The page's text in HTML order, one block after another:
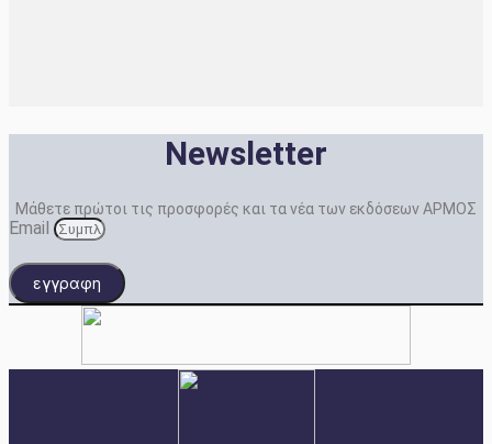
Newsletter
Μάθετε πρώτοι τις προσφορές και τα νέα των εκδόσεων ΑΡΜΟΣ
Email
εγγραφη